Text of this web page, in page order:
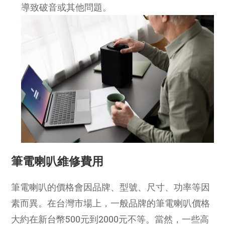
導致破音或其他問題。
筆電喇叭維修費用
筆電喇叭的價格會因品牌、型號、尺寸、功率等因
素而異。在台灣市場上，一般品牌的筆電喇叭價格
大約在新台幣500元到2000元不等。當然，一些高